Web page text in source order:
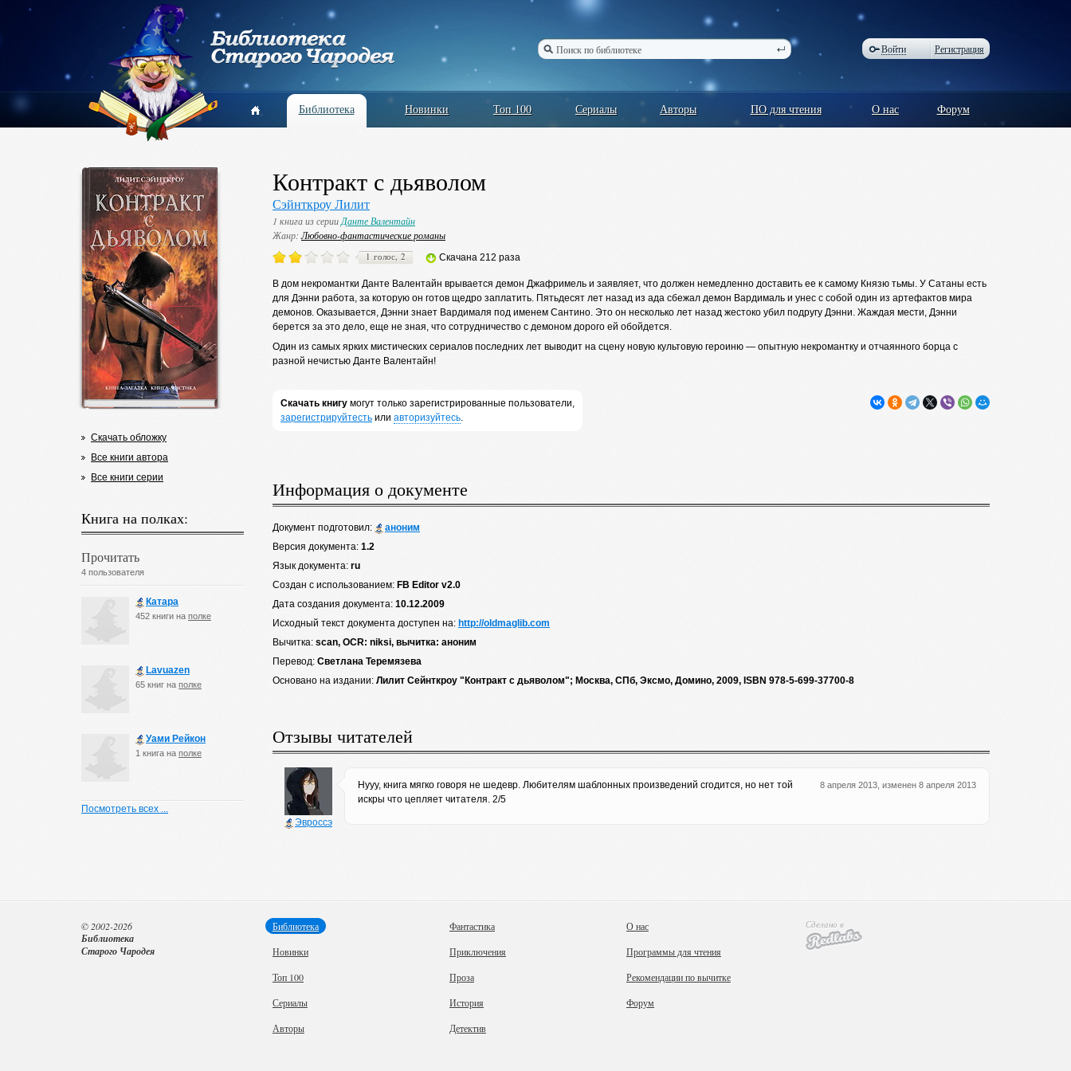
Войти Регистрация
Библиотека Новинки Топ 100 Сериалы Авторы ПО для чтения О нас Форум
Скачать обложку
Все книги автора
Все книги серии
Книга на полках:
Прочитать
4 пользователя
Катара
452 книги на полке
Lavuazen
65 книг на полке
Уами Рейкон
1 книга на полке
Посмотреть всех ...
Контракт с дьяволом
Сэйнткроу Лилит
1 книга из серииДанте Валентайн
Жанр:Любовно-фантастические романы
1 голос, 2 Скачана 212 раза
В дом некромантки Данте Валентайн врывается демон Джафримель и заявляет, что должен немедленно доставить ее к самому Князю тьмы. У Сатаны есть
для Дэнни работа, за которую он готов щедро заплатить. Пятьдесят лет назад из ада сбежал демон Вардималь и унес с собой один из артефактов мира
демонов. Оказывается, Дэнни знает Вардималя под именем Сантино. Это он несколько лет назад жестоко убил подругу Дэнни. Жаждая мести, Дэнни
берется за это дело, еще не зная, что сотрудничество с демоном дорого ей обойдется.
Один из самых ярких мистических сериалов последних лет выводит на сцену новую культовую героиню — опытную некромантку и отчаянного борца с
разной нечистью Данте Валентайн!
Скачать книгу могут только зарегистрированные пользователи,
зарегистрируйтесть или авторизуйтесь.
Информация о документе
Документ подготовил:
аноним
Версия документа: 1.2
Язык документа: ru
Создан с использованием: FB Editor v2.0
Дата создания документа: 10.12.2009
Исходный текст документа доступен на: http://oldmaglib.com
Вычитка: scan, OCR: niksi, вычитка: аноним
Перевод: Светлана Теремязева
Основано на издании: Лилит Сейнткроу "Контракт с дьяволом"; Москва, СПб, Эксмо, Домино, 2009, ISBN 978-5-699-37700-8
Отзывы читателей
Эвроссэ
8 апреля 2013, изменен 8 апреля 2013
Нууу, книга мягко говоря не шедевр. Любителям шаблонных произведений сгодится, но нет той
искры что цепляет читателя. 2/5
Библиотека
Новинки
Топ 100
Сериалы
Авторы
Фантастика
Приключения
Проза
История
Детектив
О нас
Программы для чтения
Рекомендации по вычитке
Форум
© 2002-2026
Библиотека
Старого Чародея
Сделано в